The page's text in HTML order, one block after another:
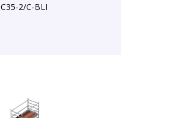
C35-2/C-BLI